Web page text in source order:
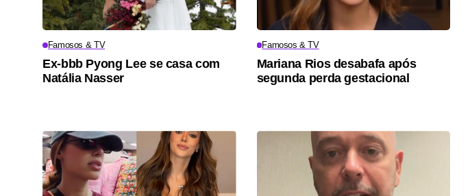
Famosos & TV
Ex-bbb Pyong Lee se casa com
Natália Nasser
Famosos & TV
Mariana Rios desabafa após
segunda perda gestacional